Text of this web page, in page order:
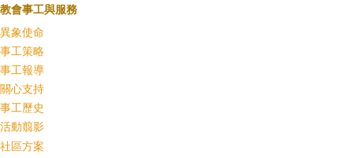
教會事工與服務
異象使命
事工策略
事工報導
關心支持
事工歷史
活動翦影
社區方案